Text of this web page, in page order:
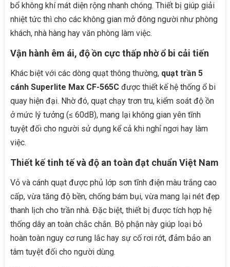
bổ không khí mát diện rộng nhanh chóng. Thiết bị giúp giải
nhiệt tức thì cho các không gian mở đông người như phòng
khách, nhà hàng hay văn phòng làm việc.
Vận hành êm ái, độ ồn cực thấp nhờ ổ bi cải tiến
Khác biệt với các dòng quạt thông thường, quạt trần 5
cánh Superlite Max CF-565C được thiết kế hệ thống ổ bi
quay hiện đại. Nhờ đó, quạt chạy trơn tru, kiểm soát độ ồn
ở mức lý tưởng (≤ 60dB), mang lại không gian yên tĩnh
tuyệt đối cho người sử dụng kể cả khi nghỉ ngơi hay làm
việc.
Thiết kế tinh tế và độ an toàn đạt chuẩn Việt Nam
Vỏ và cánh quạt được phủ lớp sơn tĩnh điện màu trắng cao
cấp, vừa tăng độ bền, chống bám bụi, vừa mang lại nét đẹp
thanh lịch cho trần nhà. Đặc biệt, thiết bị được tích hợp hệ
thống dây an toàn chắc chắn. Bộ phận này giúp loại bỏ
hoàn toàn nguy cơ rung lắc hay sự cố rơi rớt, đảm bảo an
tâm tuyệt đối cho người dùng.